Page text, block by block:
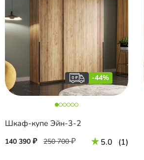
-44%
Шкаф-купе Эйн-3-2
140 390 250 700 5.0 (1)